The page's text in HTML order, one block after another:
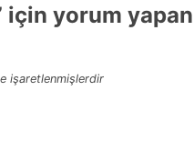
için yorum yapan
işaretlenmişlerdir